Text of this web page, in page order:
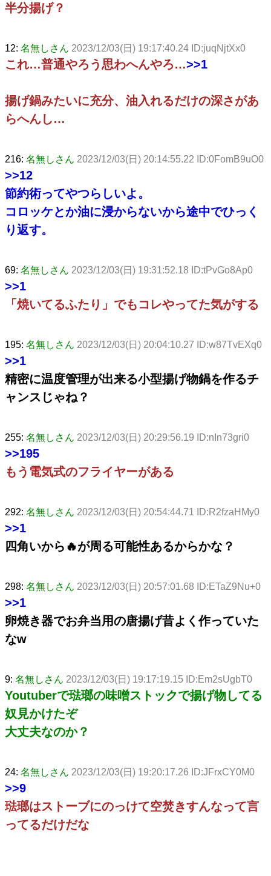
半分揚げ？
12: 名無しさん 2023/12/03(日) 19:17:40.24 ID:juqNjtXx0
これ…普通やろう思わへんやろ…>>1
揚げ鍋みたいに充分、油入れるだけの深さがあ
らへんし…
216: 名無しさん 2023/12/03(日) 20:14:55.22 ID:0FomB9uO0
>>12
節約術ってやつらしいよ。
コロッケとか油に浸からないから途中でひっく
り返す。
69: 名無しさん 2023/12/03(日) 19:31:52.18 ID:tPvGo8Ap0
>>1
「焼いてるふたり」でもコレやってた気がする
195: 名無しさん 2023/12/03(日) 20:04:10.27 ID:w87TvEXq0
>>1
精密に温度管理が出来る小型揚げ物鍋を作るチ
ャンスじゃね？
255: 名無しさん 2023/12/03(日) 20:29:56.19 ID:nIn73gri0
>>195
もう電気式のフライヤーがある
292: 名無しさん 2023/12/03(日) 20:54:44.71 ID:R2fzaHMy0
>>1
四角いから🔥が周る可能性あるからかな？
298: 名無しさん 2023/12/03(日) 20:57:01.68 ID:ETaZ9Nu+0
>>1
卵焼き器でお弁当用の唐揚げ昔よく作っていた
なw
9: 名無しさん 2023/12/03(日) 19:17:19.15 ID:Em2sUgbT0
Youtuberで琺瑯の味噌ストックで揚げ物してる
奴見かけたぞ
大丈夫なのか？
24: 名無しさん 2023/12/03(日) 19:20:17.26 ID:JFrxCY0M0
>>9
琺瑯はストーブにのっけて空焚きすんなって言
ってるだけだな